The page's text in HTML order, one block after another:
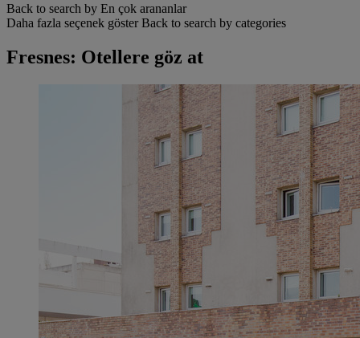
Back to search by En çok arananlar
Daha fazla seçenek göster Back to search by categories
Fresnes: Otellere göz at